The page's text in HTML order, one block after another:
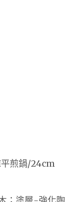
平煎鍋/24cm